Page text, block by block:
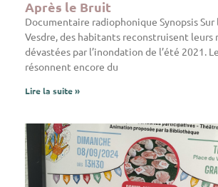
Après le Bruit
Documentaire radiophonique Synopsis Sur
Vesdre, des habitants reconstruisent leurs
dévastées par l’inondation de l’été 2021.
résonnent encore du
Lire la suite »